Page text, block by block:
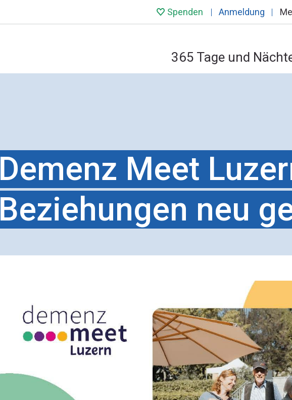
Spenden Anmeldung
365 Tage und
Demenz Meet
Beziehungen neu